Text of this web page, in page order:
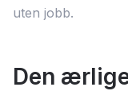
uten jobb.
Den